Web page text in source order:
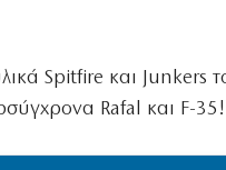
Spitfire και Junkers
Rafal και F-35!